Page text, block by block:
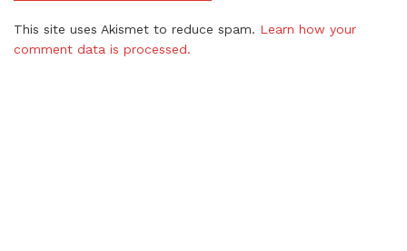
This site uses Akismet to reduce spam. Learn how your
comment data is processed.